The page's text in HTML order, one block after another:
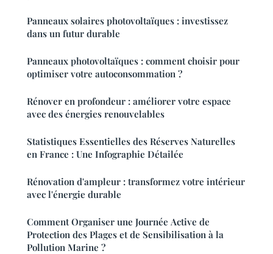
Panneaux solaires photovoltaïques : investissez
dans un futur durable
Panneaux photovoltaïques : comment choisir pour
optimiser votre autoconsommation ?
Rénover en profondeur : améliorer votre espace
avec des énergies renouvelables
Statistiques Essentielles des Réserves Naturelles
en France : Une Infographie Détailée
Rénovation d'ampleur : transformez votre intérieur
avec l'énergie durable
Comment Organiser une Journée Active de
Protection des Plages et de Sensibilisation à la
Pollution Marine ?